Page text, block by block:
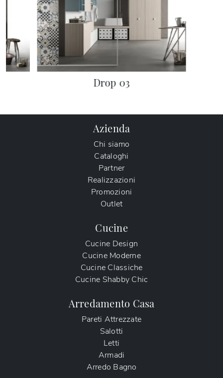
Drop 03
Azienda
Chi siamo
Cataloghi
Partner
Realizzazioni
Promozioni
Outlet
Cucine
Cucine Design
Cucine Moderne
Cucine Classiche
Cucine Shabby Chic
Arredamento Casa
Pareti Attrezzate
Salotti
Letti
Armadi
Arredo Bagno